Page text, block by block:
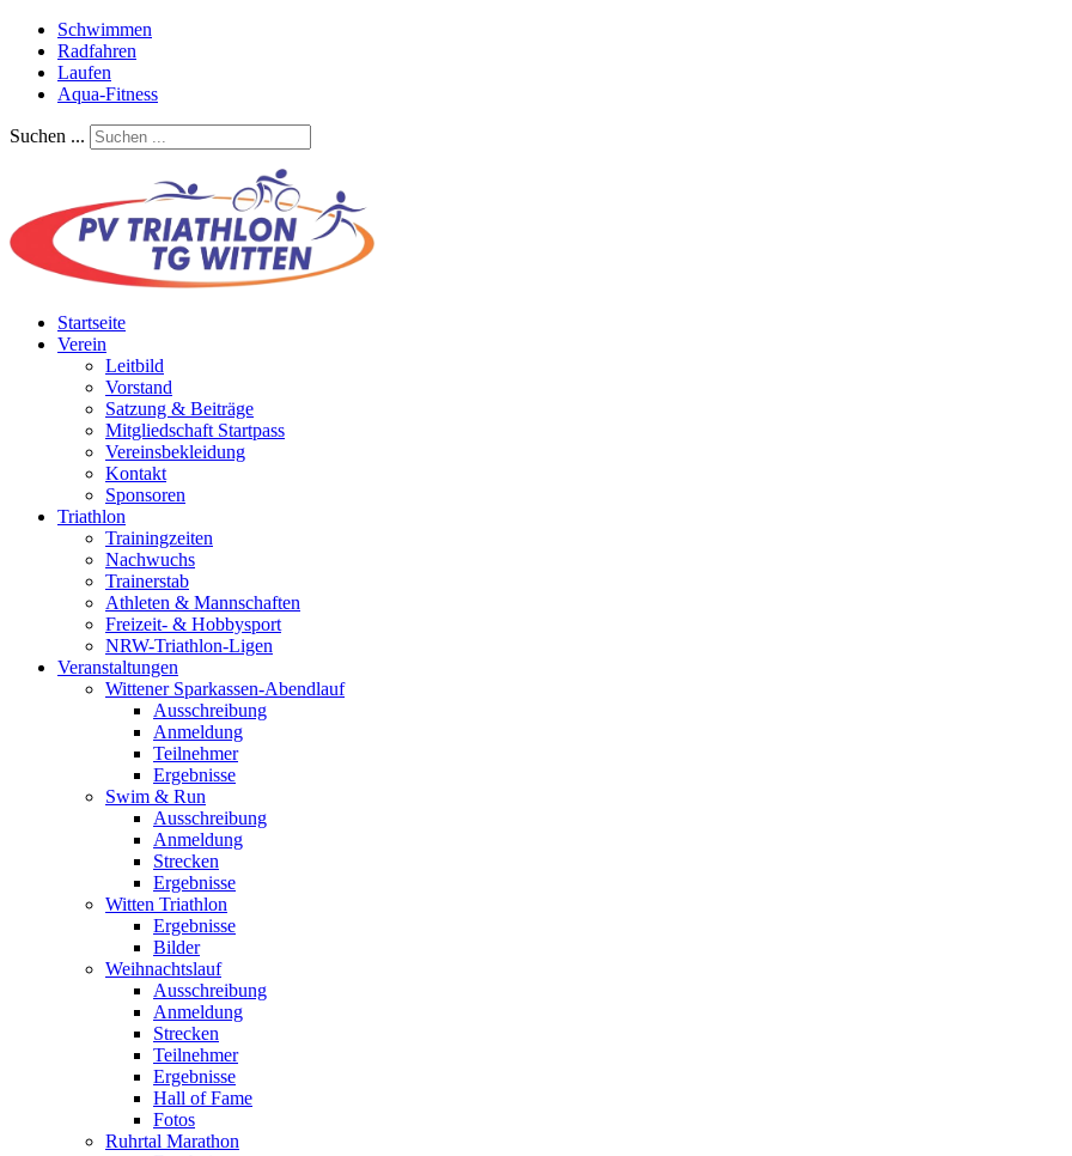
Schwimmen
Radfahren
Laufen
Aqua-Fitness
Suchen ...
Startseite
Verein
Leitbild
Vorstand
Satzung & Beiträge
Mitgliedschaft Startpass
Vereinsbekleidung
Kontakt
Sponsoren
Triathlon
Trainingzeiten
Nachwuchs
Trainerstab
Athleten & Mannschaften
Freizeit- & Hobbysport
NRW-Triathlon-Ligen
Veranstaltungen
Wittener Sparkassen-Abendlauf
Ausschreibung
Anmeldung
Teilnehmer
Ergebnisse
Swim & Run
Ausschreibung
Anmeldung
Strecken
Ergebnisse
Witten Triathlon
Ergebnisse
Bilder
Weihnachtslauf
Ausschreibung
Anmeldung
Strecken
Teilnehmer
Ergebnisse
Hall of Fame
Fotos
Ruhrtal Marathon